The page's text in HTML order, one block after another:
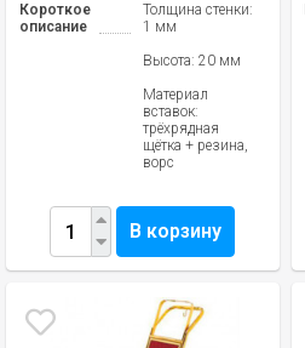
Короткое
описание
Толщина стенки:
1 мм
Высота: 20 мм
Материал
вставок:
трёхрядная
щётка + резина,
ворс
В корзину